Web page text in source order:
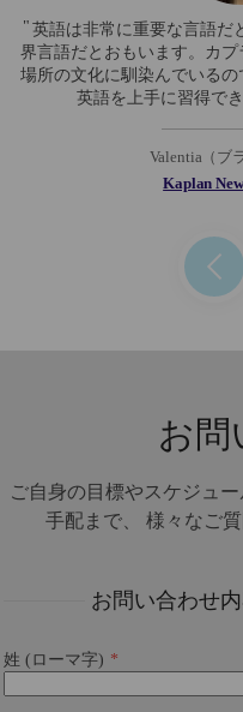
英語は非常に重要な言語だ
界言語だとおもいます。カ
場所の文化に馴染んでいる
英語を上手に習得で
Valentia（ブ
Kaplan
お問
ご自身の目標やスケジュ
手配まで、 様々なご
お問い合わせ
姓 (ローマ字)